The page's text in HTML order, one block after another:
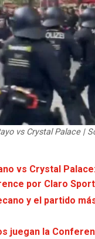
vs Crystal Palace |
vs Crystal
por Claro
y el partido
juegan la